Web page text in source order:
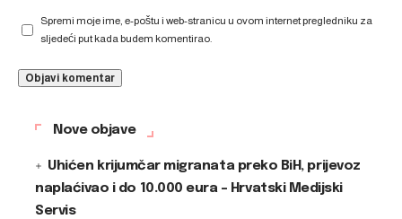
Spremi moje ime, e-poštu i web-stranicu u ovom internet pregledniku za
sljedeći put kada budem komentirao.
Nove objave
Uhićen krijumčar migranata preko BiH, prijevoz
naplaćivao i do 10.000 eura – Hrvatski Medijski
Servis